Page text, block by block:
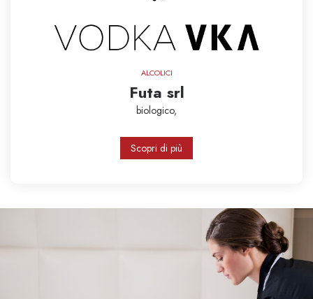
ALCOLICI
Futa srl
biologico,
Scopri di più